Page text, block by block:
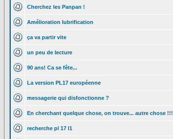
Cherchez les Panpan !
Amélioration lubrification
ça va partir vite
un peu de lecture
90 ans! Ca se fête...
La version PL17 européenne
messagerie qui disfonctionne ?
En cherchant quelque chose, on trouve... autre chose !!!
recherche pl 17 l1